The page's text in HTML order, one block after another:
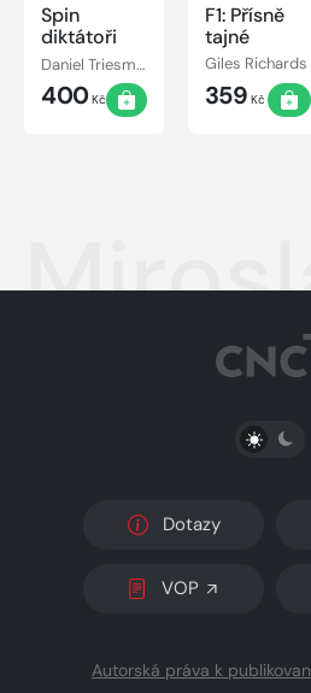
Spin
diktátoři
Daniel Triesman, Sergej Gurijev
400Kč
F1: Přísně
tajné
Giles Richards
359 Kč
Dotazy
VOP
Autorská práva k